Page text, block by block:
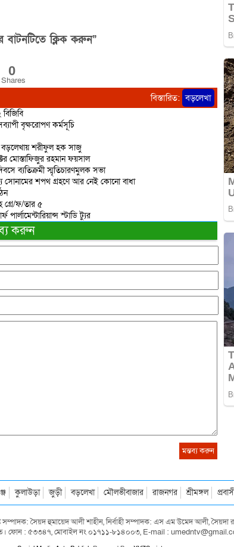
বাটনটিতে ক্লিক করুন”
0
Shares
বিস্তারিত: বড়লেখা
বৃক্ষরোপণ কর্মসূচি
বড়লেখায় শরীফুল হক সাজু
মোস্তাফিজুর রহমান ফয়সাল
ব্যতিক্রমী স্মৃতিচারণমুলক সভা
শপথ গ্রহণে আর নেই কোনো বাধা
গ্রে/ফ/তার ৫
স্টাডি ট্যুর
করুন
কুলাউড়া জুড়ী বড়লেখা মৌলভীবাজার রাজনগর শ্রীমঙ্গল
সম্পাদক: সৈয়দ হুমায়েদ আলী শাহীন, নির্বাহী সম্পাদক: এস এম উমেদ আলী,
ফোন : ৫৩৩৪৭, মোবাইল নং ০১৭১১-৮১৪০০৩, E-mail :